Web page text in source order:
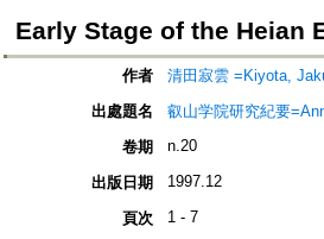
Early Stage of the Heian
作者
清田寂雲 =Kiyota,
出處題名
叡山学院研究紀要
卷期
n.20
出版日期 1997.12
頁次 1 - 7